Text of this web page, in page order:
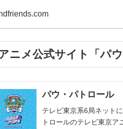
ニメ公式サイト「パウ
パウ・パトロール
テレビ東京系6局ネット
トロールのテレビ東京